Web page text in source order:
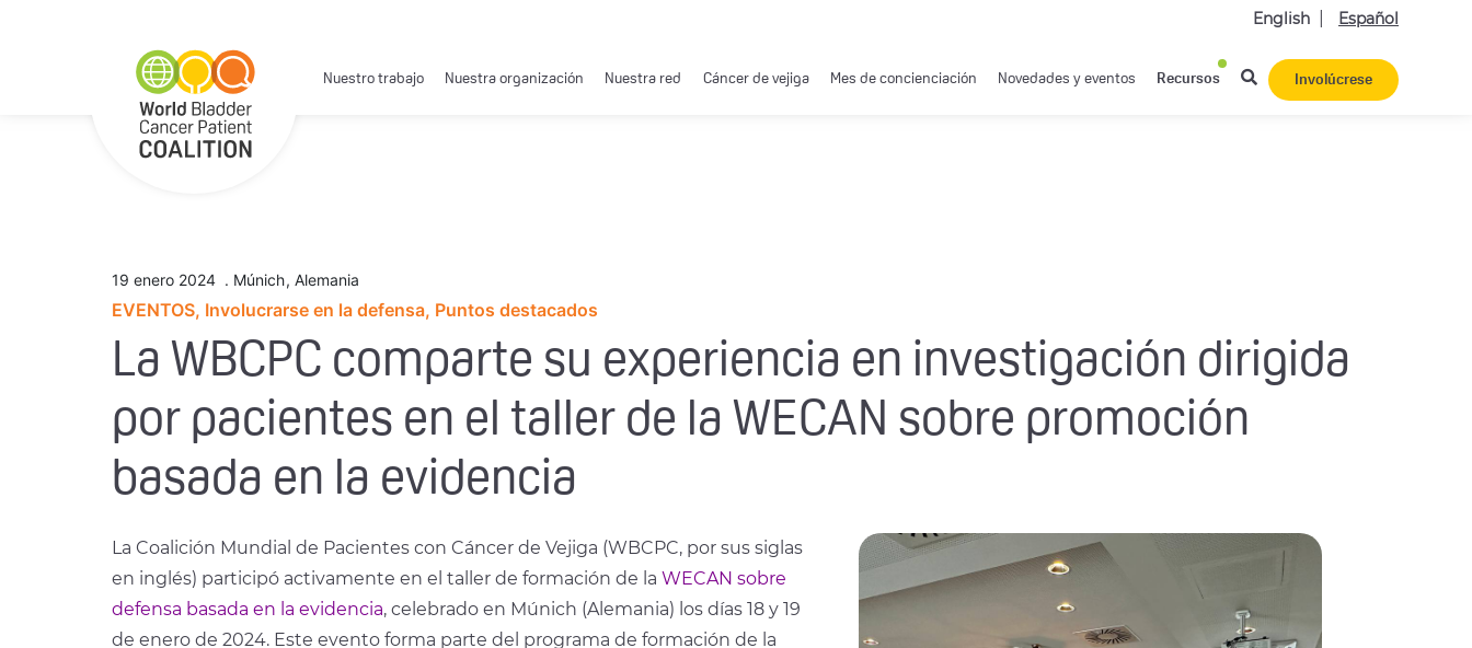
English Español
Nuestro trabajo Nuestra organización Nuestra red Cáncer de vejiga Mes de concienciación Novedades y eventos Recursos Involúcrese
19 enero 2024 . Múnich, Alemania
EVENTOS, Involucrarse en la defensa, Puntos destacados
La WBCPC comparte su experiencia en investigación dirigida
por pacientes en el taller de la WECAN sobre promoción
basada en la evidencia
La Coalición Mundial de Pacientes con Cáncer de Vejiga (WBCPC, por sus siglas
en inglés) participó activamente en el taller de formación de la WECAN sobre
defensa basada en la evidencia, celebrado en Múnich (Alemania) los días 18 y 19
de enero de 2024. Este evento forma parte del programa de formación de la